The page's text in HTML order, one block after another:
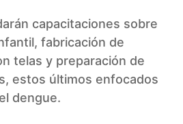
capacitaciones sobre
fabricación de
telas y preparación de
estos últimos enfocados
dengue.